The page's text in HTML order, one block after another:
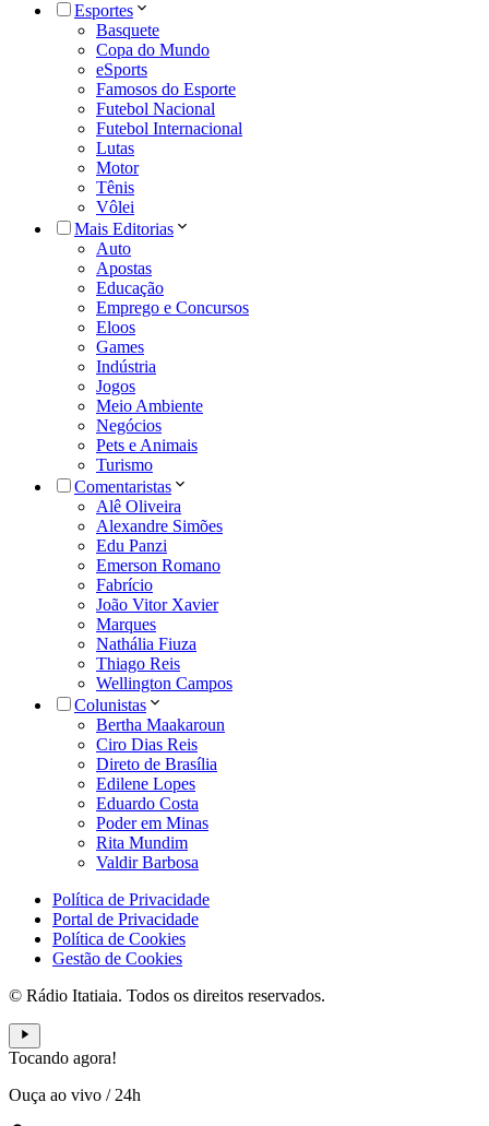
Esportes
Basquete
Copa do Mundo
eSports
Famosos do Esporte
Futebol Nacional
Futebol Internacional
Lutas
Motor
Tênis
Vôlei
Mais Editorias
Auto
Apostas
Educação
Emprego e Concursos
Eloos
Games
Indústria
Jogos
Meio Ambiente
Negócios
Pets e Animais
Turismo
Comentaristas
Alê Oliveira
Alexandre Simões
Edu Panzi
Emerson Romano
Fabrício
João Vitor Xavier
Marques
Nathália Fiuza
Thiago Reis
Wellington Campos
Colunistas
Bertha Maakaroun
Ciro Dias Reis
Direto de Brasília
Edilene Lopes
Eduardo Costa
Poder em Minas
Rita Mundim
Valdir Barbosa
Política de Privacidade
Portal de Privacidade
Política de Cookies
Gestão de Cookies
© Rádio Itatiaia. Todos os direitos reservados.
Tocando agora!
Ouça ao vivo / 24h